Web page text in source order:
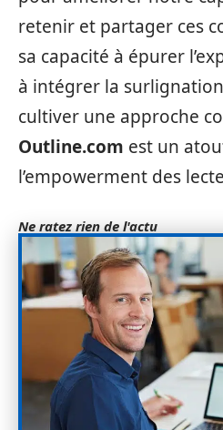
retenir et partager ces
sa capacité à épurer
à intégrer la
cultiver une approche
Outline.com est un
l’empowerment des
Ne ratez rien de l'actu